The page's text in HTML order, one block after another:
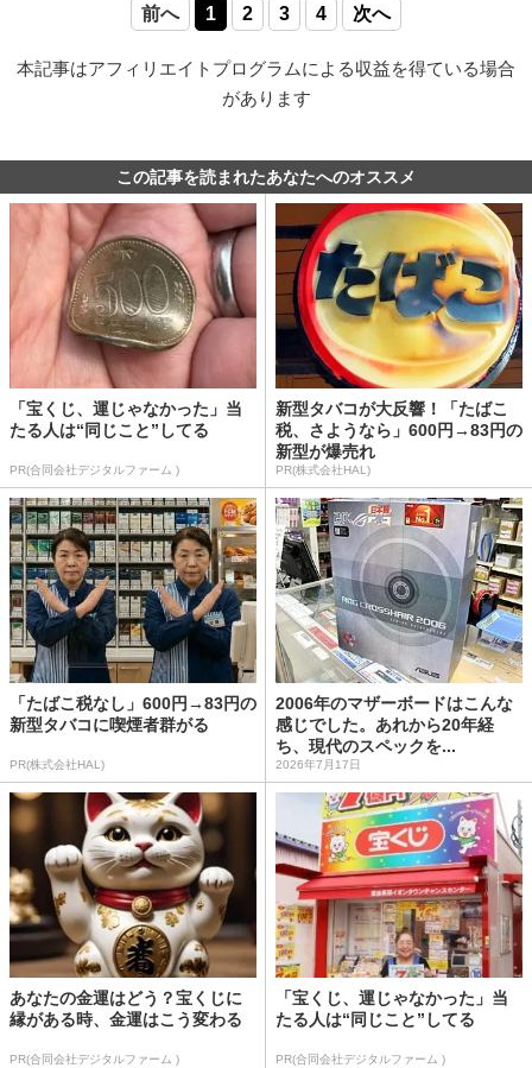
前へ 1 2 3 4 次へ
本記事はアフィリエイトプログラムによる収益を得ている場合
があります
この記事を読まれたあなたへのオススメ
「宝くじ、運じゃなかった」当
たる人は“同じこと”してる
PR(合同会社デジタルファーム )
新型タバコが大反響！「たばこ
税、さようなら」600円→83円の
新型が爆売れ
PR(株式会社HAL)
「たばこ税なし」600円→83円の
新型タバコに喫煙者群がる
PR(株式会社HAL)
2006年のマザーボードはこんな
感じでした。あれから20年経
ち、現代のスペックを...
2026年7月17日
あなたの金運はどう？宝くじに
縁がある時、金運はこう変わる
PR(合同会社デジタルファーム )
「宝くじ、運じゃなかった」当
たる人は“同じこと”してる
PR(合同会社デジタルファーム )